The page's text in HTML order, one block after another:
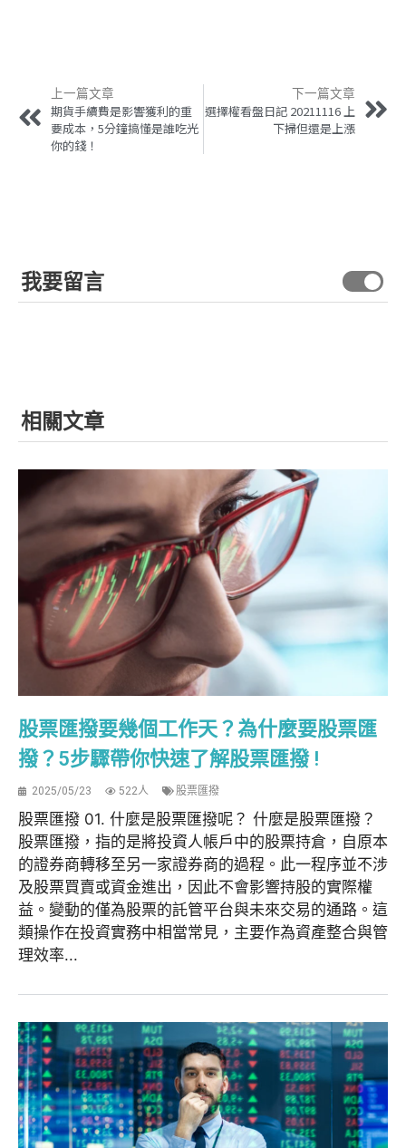
上一篇文章
期貨手續費是影響獲利的重
要成本，5分鐘搞懂是誰吃光
你的錢！
下一篇文章
選擇權看盤日記 20211116 上
下掃但還是上漲
我要留言
相關文章
股票匯撥要幾個工作天？為什麼要股票匯
撥？5步驟帶你快速了解股票匯撥 !
2025/05/23 522人 股票匯撥
股票匯撥 01. 什麼是股票匯撥呢？ 什麼是股票匯撥？
股票匯撥，指的是將投資人帳戶中的股票持倉，自原本
的證券商轉移至另一家證券商的過程。此一程序並不涉
及股票買賣或資金進出，因此不會影響持股的實際權
益。變動的僅為股票的託管平台與未來交易的通路。這
類操作在投資實務中相當常見，主要作為資產整合與管
理效率...